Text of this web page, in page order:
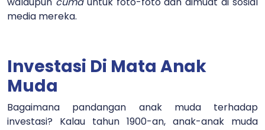
media mereka.
Investasi Di Mata Anak
Muda
Bagaimana pandangan anak muda terhadap
investasi? Kalau tahun 1900-an, anak-anak muda